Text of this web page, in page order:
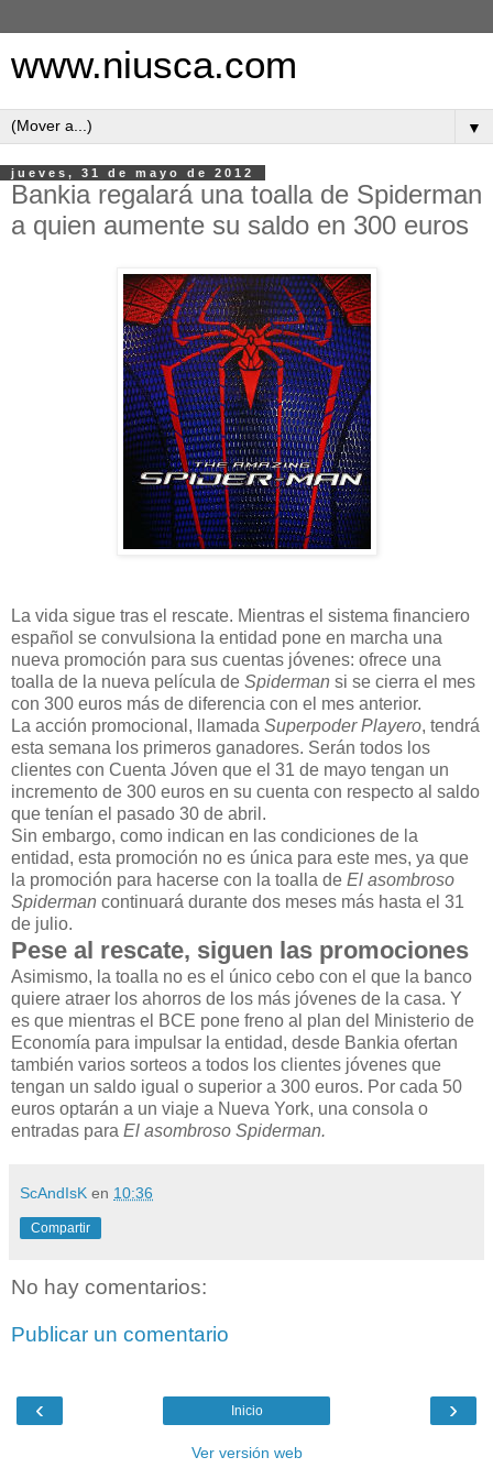
www.niusca.com
▼
jueves, 31 de mayo de 2012
Bankia regalará una toalla de Spiderman
a quien aumente su saldo en 300 euros
La vida sigue tras el rescate. Mientras el sistema financiero
español se convulsiona la entidad pone en marcha una
nueva promoción para sus cuentas jóvenes: ofrece una
toalla de la nueva película de Spiderman si se cierra el mes
con 300 euros más de diferencia con el mes anterior.
La acción promocional, llamada Superpoder Playero, tendrá
esta semana los primeros ganadores. Serán todos los
clientes con Cuenta Jóven que el 31 de mayo tengan un
incremento de 300 euros en su cuenta con respecto al saldo
que tenían el pasado 30 de abril.
Sin embargo, como indican en las condiciones de la
entidad, esta promoción no es única para este mes, ya que
la promoción para hacerse con la toalla de El asombroso
Spiderman continuará durante dos meses más hasta el 31
de julio.
Pese al rescate, siguen las promociones
Asimismo, la toalla no es el único cebo con el que la banco
quiere atraer los ahorros de los más jóvenes de la casa. Y
es que mientras el BCE pone freno al plan del Ministerio de
Economía para impulsar la entidad, desde Bankia ofertan
también varios sorteos a todos los clientes jóvenes que
tengan un saldo igual o superior a 300 euros. Por cada 50
euros optarán a un viaje a Nueva York, una consola o
entradas para El asombroso Spiderman.
ScAndIsK en 10:36
Compartir
No hay comentarios:
Publicar un comentario
‹ ›
Inicio
Ver versión web